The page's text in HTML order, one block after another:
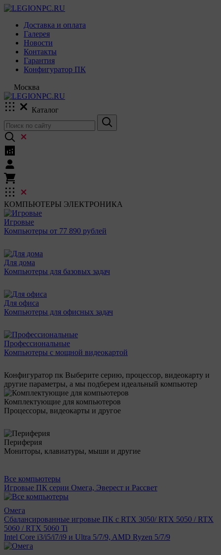
Доставка и оплата
Галерея
Новости
Контакты
Гарантия
Конфигуратор ПК
Москва
Каталог
КОМПЬЮТЕРЫ ЭЛЕКТРОНИКА
Игровые
Компьютеры от 77 890 рублей
Для дома
Компьютеры для базовых задач
Для офиса
Компьютеры для офисных задач
Профессиональные
Компьютеры с мощной видеокартой
Конфигуратор пк Выберите серию, процессор, видеокарту и
другие параметры, а мы подберем идеальный компьютер
Комплектующие для компьютеров
Процессоры, видеокарты и другое
Периферия
Мониторы, клавиатуры, мыши и другие
Все компьютеры
Игровые ПК серии Омега, Эверест и Рассвет
Омега
Сбалансированные игровые ПК с RTX 3050/ RTX 5050 / RTX
5060 / RTX 5060 Ti
Intel Core i3/i5/i7/i9 и Ultra 5/7/9, AMD Ryzen 5/7/9